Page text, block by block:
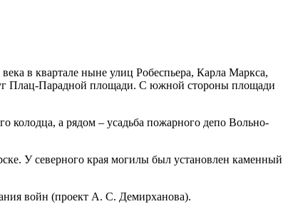
в квартале ныне улиц Робеспьера, Карла Маркса,
Плац-Парадной площади. С южной стороны площади
колодца, а рядом – усадьба пожарного депо Вольно-
У северного края могилы был установлен каменный
войн (проект А. С. Демирханова).